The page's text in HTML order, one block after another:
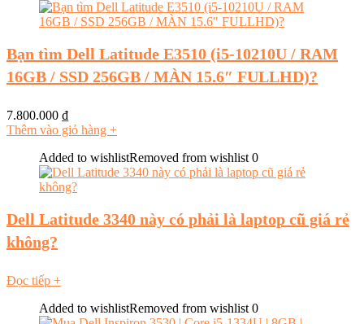
Bạn tìm Dell Latitude E3510 (i5-10210U / RAM
16GB / SSD 256GB / MÀN 15.6″ FULLHD)?
7.800.000 ₫
Thêm vào giỏ hàng +
Added to wishlistRemoved from wishlist 0
Dell Latitude 3340 này có phải là laptop cũ giá rẻ
không?
Đọc tiếp +
Added to wishlistRemoved from wishlist 0